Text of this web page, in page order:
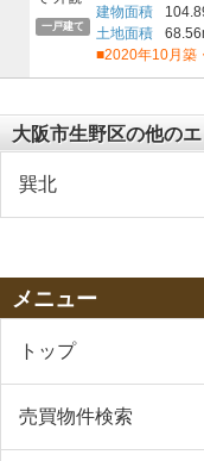
一戸建て
建物面積
土地面積
■2020年10月築
大阪市生野区の他の
巽北
メニュー
トップ
売買物件検索